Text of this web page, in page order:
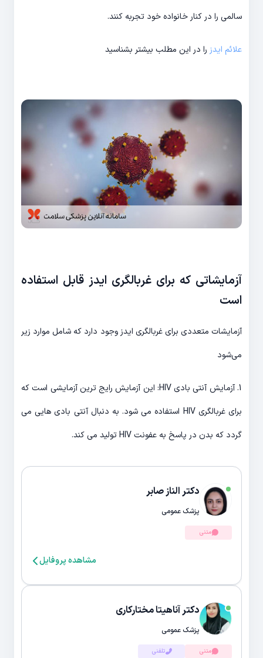
سالمی را در کنار خانواده خود تجربه کنند.
علائم ایدز را در این مطلب بیشتر بشناسید
آزمایشاتی که برای غربالگری ایدز قابل استفاده
است
آزمایشات متعددی برای غربالگری ایدز وجود دارد که شامل موارد زیر
می‌شود
1. آزمایش آنتی بادی HIV: این آزمایش رایج ترین آزمایشی است که
برای غربالگری HIV استفاده می شود. به دنبال آنتی بادی هایی می
گردد که بدن در پاسخ به عفونت HIV تولید می کند.
دکتر الناز صابر
پزشک عمومی
متنی
مشاهده پروفایل
دکتر آناهیتا مختارکاری
پزشک عمومی
متنی تلفنی